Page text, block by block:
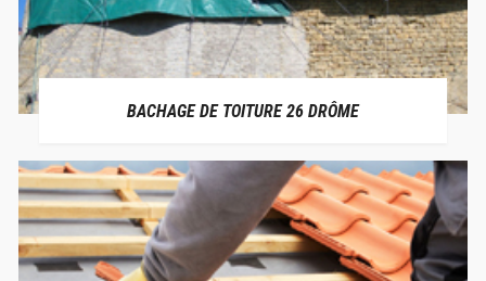
BACHAGE DE TOITURE 26 DRÔME